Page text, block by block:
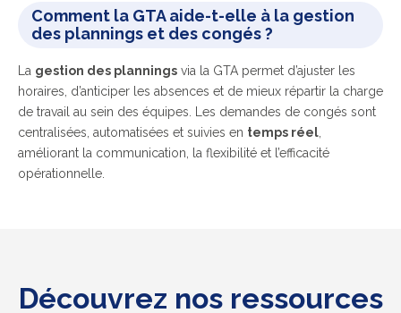
Comment la GTA aide-t-elle à la gestion
des plannings et des congés ?
La gestion des plannings via la GTA permet d’ajuster les
horaires, d’anticiper les absences et de mieux répartir la charge
de travail au sein des équipes. Les demandes de congés sont
centralisées, automatisées et suivies en temps réel
améliorant la communication, la flexibilité et l’efficacité
opérationnelle.
Découvrez nos ressources